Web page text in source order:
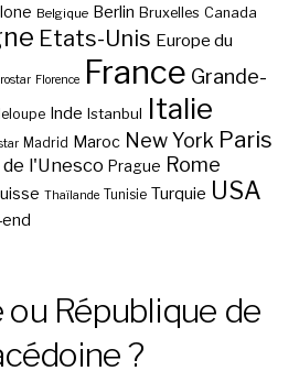
Belgique Berlin Bruxelles Canada
Etats-Unis Europe du
Florence France Grande-
Inde Istanbul Italie
Madrid Maroc New York Paris
l'Unesco Prague Rome
Thaïlande Tunisie Turquie USA
ou République de
?